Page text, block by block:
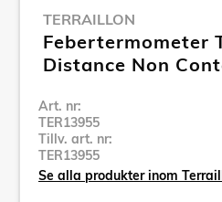
TERRAILLON
Febertermometer
Distance Non
Art. nr:
TER13955
Tillv. art. nr:
TER13955
Se alla produkter inom